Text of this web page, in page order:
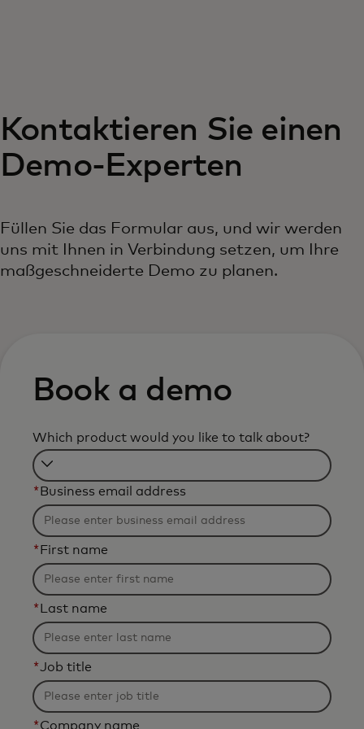
Für die Welt
Für Innovatoren
Neuigkeiten und Trends
Kontaktieren Sie einen
Demo-Experten
Füllen Sie das Formular aus, und wir werden
uns mit Ihnen in Verbindung setzen, um Ihre
maßgeschneiderte Demo zu planen.
Book a demo
Which product would you like to talk about?
Filtering
will
be
applied
after
3
characters.
* Business email address
* First name
* Last name
*Job title
*Company name